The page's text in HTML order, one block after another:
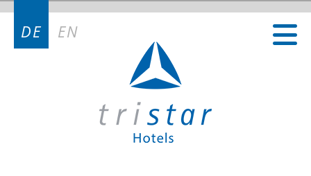
DE EN
Kontakt
Kontakt Deutschland